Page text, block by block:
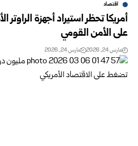
اقتصاد
أمريكا تحظر استيراد أجهزة
على الأمن القومي
مارس 24, 2026 مارس 24, 2026